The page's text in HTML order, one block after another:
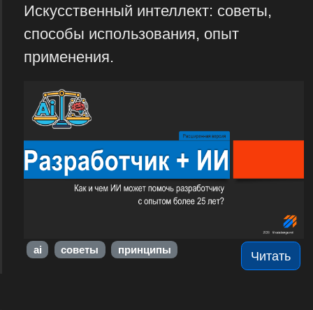
Искусственный интеллект: советы,
способы использования, опыт
применения.
Читать
ai советы принципы